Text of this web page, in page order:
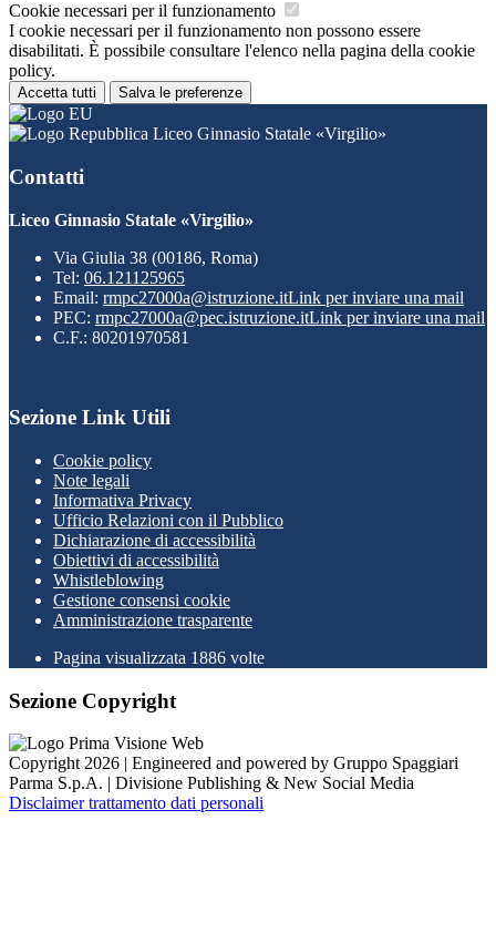
Cookie necessari per il funzionamento
I cookie necessari per il funzionamento non possono essere
disabilitati. È possibile consultare l'elenco nella pagina della cookie
policy.
Accetta tutti Salva le preferenze
Liceo Ginnasio Statale «Virgilio»
Contatti
Liceo Ginnasio Statale «Virgilio»
Via Giulia 38 (00186, Roma)
Tel: 06.121125965
Email: rmpc27000a@istruzione.itLink per inviare una mail
PEC: rmpc27000a@pec.istruzione.itLink per inviare una mail
C.F.: 80201970581
Sezione Link Utili
Cookie policy
Note legali
Informativa Privacy
Ufficio Relazioni con il Pubblico
Dichiarazione di accessibilità
Obiettivi di accessibilità
Whistleblowing
Gestione consensi cookie
Amministrazione trasparente
Pagina visualizzata 1886 volte
Sezione Copyright
Copyright 2026 | Engineered and powered by Gruppo Spaggiari
Parma S.p.A. | Divisione Publishing & New Social Media
Disclaimer trattamento dati personali